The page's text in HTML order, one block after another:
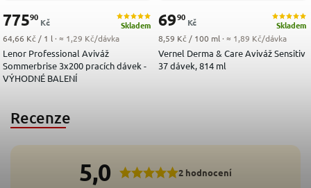
Lenor Professional Aviváž
Sommerbrise 3x200 pracích dávek -
VÝHODNÉ BALENÍ
Skladem
77590
Kč
Měrná cena:
64,66 Kč / 1 l · ≈ 1,29 Kč/dávka
Vernel Derma & Care Aviváž Sensitiv
37 dávek, 814 ml
Skladem
6990
Kč
Měrná cena:
8,59 Kč / 100 ml · ≈ 1,89 Kč/dávka
Recenze
5,0 2 hodnocení